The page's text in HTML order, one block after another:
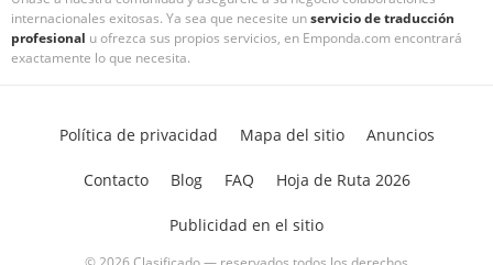
internacionales exitosas. Ya sea que necesite unservicio de traducción
profesional u ofrezca sus propios servicios, en Emponda.com encontrará
exactamente lo que necesita.
Política de privacidad Mapa del sitio Anuncios
Contacto Blog FAQ Hoja de Ruta 2026
Publicidad en el sitio